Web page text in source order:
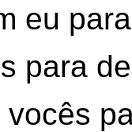
eu
para
vocês